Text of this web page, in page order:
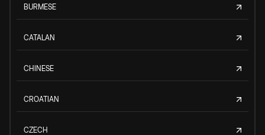
BURMESE
CATALAN
CHINESE
CROATIAN
CZECH